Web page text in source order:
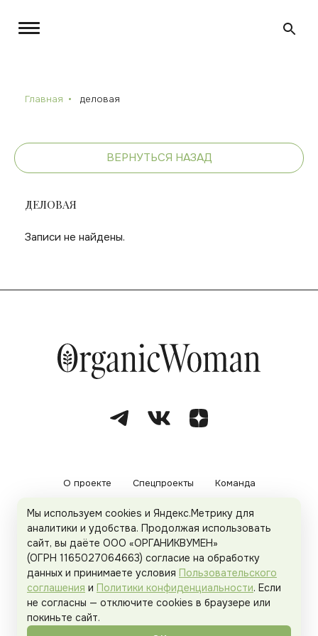
Главная деловая
ВЕРНУТЬСЯ НАЗАД
ДЕЛОВАЯ
Записи не найдены.
О проекте Спецпроекты Команда
Рекламодателям Политика конфиденциальности
Пользовательское соглашение
Organicwoman.ru . Все права защищены.
Мы используем cookies и Яндекс.Метрику для
аналитики и удобства. Продолжая использовать
сайт, вы даёте ООО «ОРГАНИКВУМЕН»
(ОГРН 1165027064663) согласие на обработку
данных и принимаете условия Пользовательского
соглашения и Политики конфиденциальности. Если
не согласны — отключите cookies в браузере или
покиньте сайт.